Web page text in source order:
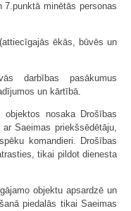
minētās personas
ēkās, būvēs un
darbības pasākumus
un kārtībā.
objektos nosaka Drošības
Saeimas priekšsēdētāju,
komandieri. Drošības
tikai pildot dienesta
objektu apsardzē un
piedalās tikai Saeimas